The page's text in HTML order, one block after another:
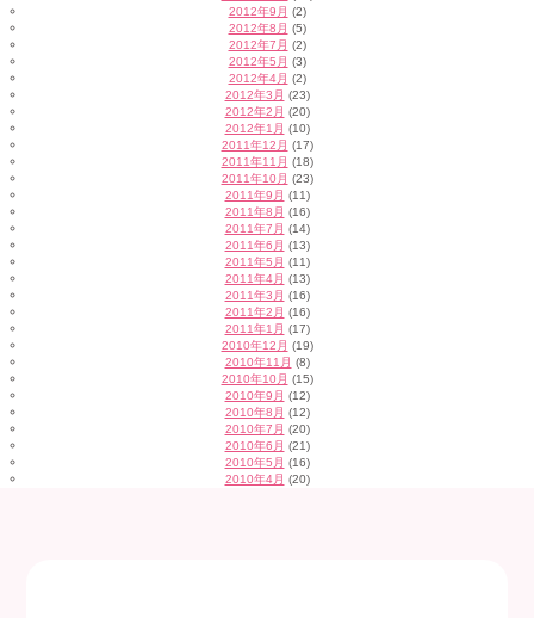
2012年9月 (2)
2012年8月 (5)
2012年7月 (2)
2012年5月 (3)
2012年4月 (2)
2012年3月 (23)
2012年2月 (20)
2012年1月 (10)
2011年12月 (17)
2011年11月 (18)
2011年10月 (23)
2011年9月 (11)
2011年8月 (16)
2011年7月 (14)
2011年6月 (13)
2011年5月 (11)
2011年4月 (13)
2011年3月 (16)
2011年2月 (16)
2011年1月 (17)
2010年12月 (19)
2010年11月 (8)
2010年10月 (15)
2010年9月 (12)
2010年8月 (12)
2010年7月 (20)
2010年6月 (21)
2010年5月 (16)
2010年4月 (20)